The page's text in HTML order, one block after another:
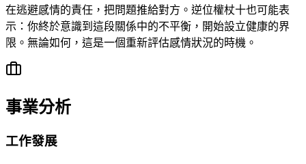
在逃避感情的責任，把問題推給對方。逆位權杖十也可能表
示：你終於意識到這段關係中的不平衡，開始設立健康的界
限。無論如何，這是一個重新評估感情狀況的時機。
事業分析
工作發展